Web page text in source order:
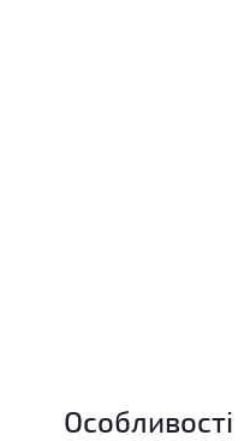
Особливості